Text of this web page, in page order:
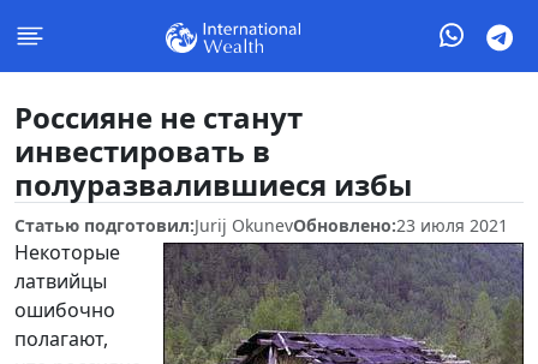
Россияне не станут
инвестировать в
полуразвалившиеся избы
Статью подготовил:Jurij OkunevОбновлено:23 июля 2021
Некоторые
латвийцы
ошибочно
полагают,